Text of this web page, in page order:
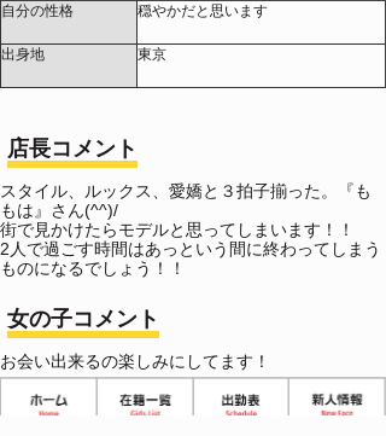
自分の性格 穏やかだと思います
出身地 東京
店長コメント
スタイル、ルックス、愛嬌と３拍子揃った。『も
もは』さん(^^)/
街で見かけたらモデルと思ってしまいます！！
2人で過ごす時間はあっという間に終わってしまう
ものになるでしょう！！
女の子コメント
お会い出来るの楽しみにしてます！